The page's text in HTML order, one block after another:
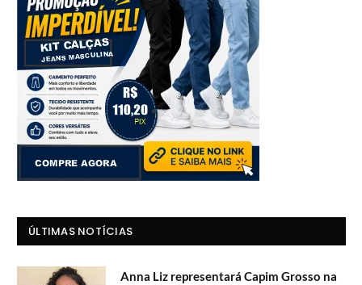
ÚLTIMAS NOTÍCIAS
Anna Liz representará Capim Grosso na